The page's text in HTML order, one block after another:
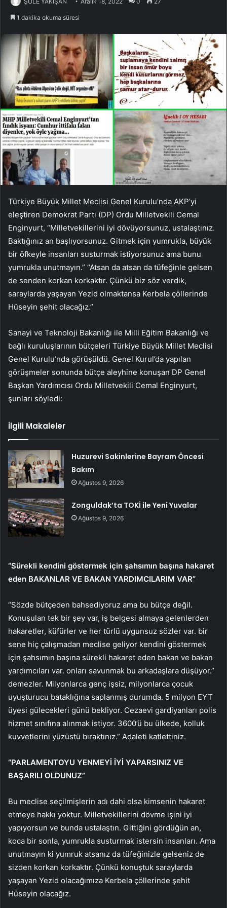
1 dakika okuma süresi
Türkiye Büyük Millet Meclisi Genel Kurulu’nda AKP’yi
eleştiren Demokrat Parti (DP) Ordu Milletvekili Cemal
Enginyurt, “Milletvekillerini iyi dövüyorsunuz, ustalaştınız.
Baktığınız an başlıyorsunuz. Gitmek için yumrukla, büyük
bir öfkeyle insanları susturmak istiyorsunuz ama bunu
yumrukla unutmayın.” “Atsan da atsan da tüfeğinle gelsen
de senden korkan korkaktır. Çünkü biz söz verdik,
saraylarda yaşayan Yezid olmaktansa Kerbela çöllerinde
Hüseyin şehit olacağız.”
Sanayi ve Teknoloji Bakanlığı ile Milli Eğitim Bakanlığı ve
bağlı kuruluşlarının bütçeleri Türkiye Büyük Millet Meclisi
Genel Kurulu’nda görüşüldü. Genel Kurul’da yapılan
görüşmeler sonunda bütçe aleyhine konuşan DP Genel
Başkan Yardımcısı Ordu Milletvekili Cemal Enginyurt,
şunları söyledi:
İlgili Makaleler
Huzurevi Sakinlerine Bayram Öncesi
Bakım
Ağustos 9, 2026
Zonguldak’ta TOKİ ile Yeni Yuvalar
Ağustos 9, 2026
“Sürekli kendini göstermek için şahsımın başına hakaret
eden BAKANLAR VE BAKAN YARDIMCILARIM VAR”
“Sözde bütçeden bahsediyoruz ama bu bütçe değil.
Konuşulan tek bir şey var, iş belgesi almaya gelenlerden
hakaretler, küfürler ve her türlü uygunsuz sözler var. bir
sene hiç çalışmadan meclise geliyor kendini göstermek
için şahsımın başına sürekli hakaret eden bakan ve bakan
yardımcıları var. onları savunmak bu arkadaşlara düşüyor.”
demezler. Milyonlarca genç işsiz, milyonlarca çocuk
uyuşturucu bataklığına saplanmış durumda. 5 milyon EYT
üyesi gülecekleri günü bekliyor. Cezaevi gardiyanları polis
hizmet sınıfına alınmak istiyor. 3600’ü bu ülkede, kolluk
kuvvetlerini yüzüstü bıraktınız.” Adaleti katlettiniz.
“PARLAMENTOYU YENMEYİ İYİ YAPARSINIZ VE
BAŞARILI OLDUNUZ”
Bu meclise seçilmişlerin adı dahi olsa kimsenin hakaret
etmeye hakkı yoktur. Milletvekillerini dövme işini iyi
yapıyorsun ve bunda ustalaştın. Gittiğini gördüğün an,
koca bir sonla, yumrukla susturmak istersin insanları. Ama
unutmayın ki yumruk atsanız da tüfeğinizle gelseniz de
sizden korkan korkaktır. Çünkü konuştuk saraylarda
yaşayan Yezid olacağımıza Kerbela çöllerinde şehit
Hüseyin olacağız.